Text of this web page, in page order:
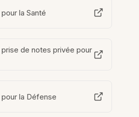
la Santé
de notes privée pour
la Défense